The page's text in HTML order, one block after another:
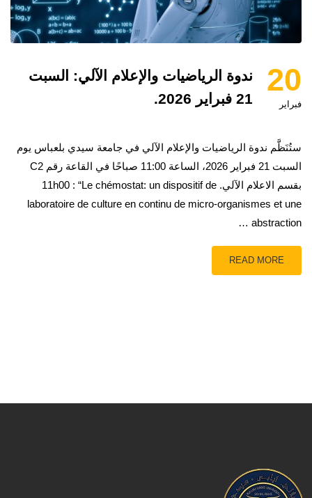
20
فبراير
ندوة الرياضيات والإعلام الآلي: السبت
21 فبراير 2026.
ستُنَظَّم ندوة الرياضيات والإعلام الآلي في جامعة سيدي بلعباس يوم
السبت 21 فبراير 2026، الساعة 11:00 صباحًا في القاعة رقم C2
بقسم الاعلام الآلي. 11h00 : “Le chémostat: un dispositif de
laboratoire de culture en continu de micro-organismes et une
abstraction …
READ MORE